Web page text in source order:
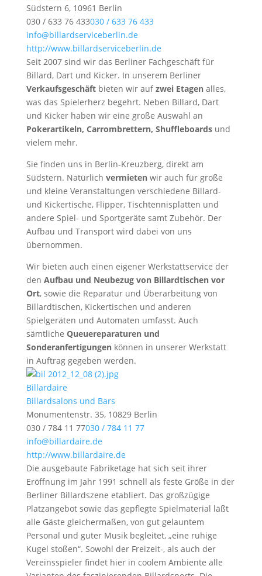
Südstern 6, 10961 Berlin
030 / 633 76 433030 / 633 76 433
info@billardserviceberlin.de
http://www.billardserviceberlin.de
Seit 2007 sind wir das Berliner Fachgeschäft für
Billard, Dart und Kicker. In unserem Berliner
Verkaufsgeschäft bieten wir aufzwei Etagenalles,
was das Spielerherz begehrt. Neben Billard, Dart
und Kicker haben wir eine große Auswahl an
Pokerartikeln, Carrombrettern, Shuffleboardsund
vielem mehr.
Sie finden uns in Berlin-Kreuzberg, direkt am
Südstern. Natürlich vermietenwir auch für große
und kleine Veranstaltungen verschiedene Billard-
und Kickertische, Flipper, Tischtennisplatten und
andere Spiel- und Sportgeräte samt Zubehör. Der
Aufbau und Transport wird dabei von uns
übernommen.
Wir bieten auch einen eigener Werkstattservice der
den Aufbau und Neubezug von Billardtischen vor
Ort, sowie die Reparatur und Überarbeitung von
Billardtischen, Kickertischen und anderen
Spielgeräten und Automaten umfasst. Auch
sämtliche Queuereparaturen und
Sonderanfertigungenkönnen in unserer Werkstatt
in Auftrag gegeben werden.
Billardaire
Billardsalons und Bars
Monumentenstr. 35, 10829 Berlin
030 / 784 11 77030 / 784 11 77
info@billardaire.de
http://www.billardaire.de
Die ausgebaute Fabriketage hat sich seit ihrer
Eröffnung im Jahr 1991 schnell als feste Größe in der
Berliner Billardszene etabliert. Das großzügige
Platzangebot sowie das gepflegte Spielmaterial läßt
alle Gäste gleichermaßen, von gut gelauntem
Personal und guter Musik begleitet, „eine ruhige
Kugel stoßen“. Sowohl der Freizeit-, als auch der
Vereinsspieler findet hier in coolem Ambiente alle